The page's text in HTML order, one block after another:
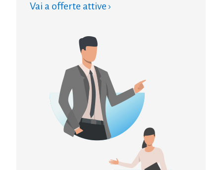
Vai a offerte attive ›